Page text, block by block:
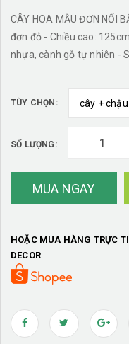
CÂY HOA MẪU ĐƠN NỔI
đơn đỏ - Chiều cao:
nhựa, cành gỗ tự nhiên -
bảo chất lượng và độ
khách, đặt cạnh bàn trà,
khách hàng Cây hoa đỗ quyên đỏ đẹp tự nhiên Thân cây hoa
TÙY CHỌN:
SỐ LƯỢNG:
MUA NGAY
HOẶC MUA HÀNG TRỰC
DECOR